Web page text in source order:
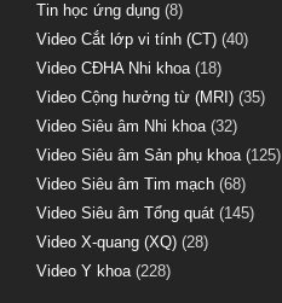
Tin học ứng dụng (8)
Video Cắt lớp vi tính (CT) (40)
Video CĐHA Nhi khoa(18)
Video Cộng hưởng từ (MRI) (35)
Video Siêu âm Nhi khoa(32)
Video Siêu âm Sản phụ khoa(125)
Video Siêu âm Tim mạch (68)
Video Siêu âm Tổng quát (145)
Video X-quang (XQ) (28)
Video Y khoa(228)